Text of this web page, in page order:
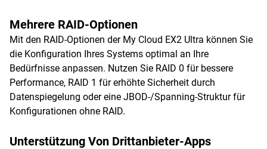
Mehrere RAID-Optionen
Mit den RAID-Optionen der My Cloud EX2 Ultra können Sie
die Konfiguration Ihres Systems optimal an Ihre
Bedürfnisse anpassen. Nutzen Sie RAID 0 für bessere
Performance, RAID 1 für erhöhte Sicherheit durch
Datenspiegelung oder eine JBOD-/Spanning-Struktur für
Konfigurationen ohne RAID.
Unterstützung Von Drittanbieter-Apps